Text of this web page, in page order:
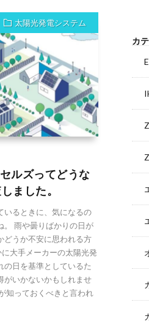
太陽光発電システム
ルズってどうな
ました。
いるときに、気になるの
。 雨や曇りばかりの日が
どうか不安に思われる方
大手メーカーの太陽光発
の日を基準としているた
がいかないかもしれませ
知っておくべきと言われ
カ